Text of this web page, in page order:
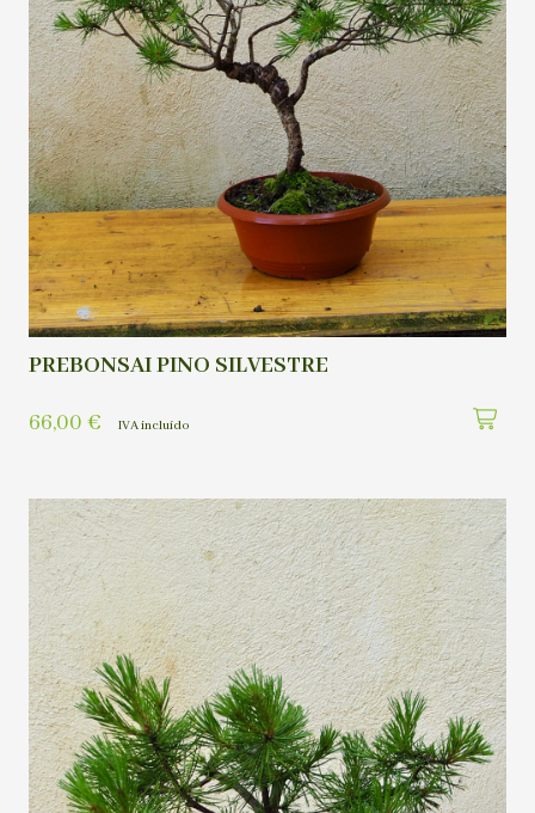
PREBONSAI PINO SILVESTRE
66,00 € IVA incluído